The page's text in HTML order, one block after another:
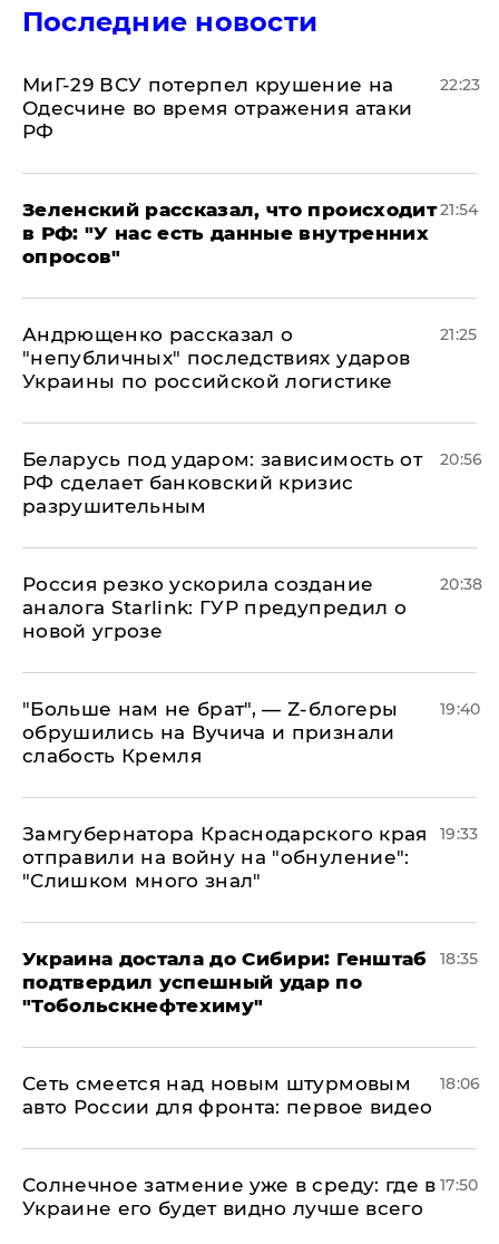
Последние новости
МиГ-29 ВСУ потерпел крушение на
Одесчине во время отражения атаки
РФ
22:23
​Зеленский рассказал, что происходит
в РФ: "У нас есть данные внутренних
опросов"
21:54
Андрющенко рассказал о
"непубличных" последствиях ударов
Украины по российской логистике
21:25
Беларусь под ударом: зависимость от
РФ сделает банковский кризис
разрушительным
20:56
​Россия резко ускорила создание
аналога Starlink: ГУР предупредил о
новой угрозе
20:38
​"Больше нам не брат", — Z-блогеры
обрушились на Вучича и признали
слабость Кремля
19:40
Замгубернатора Краснодарского края
отправили на войну на "обнуление":
"Слишком много знал"
19:33
Украина достала до Сибири: Генштаб
подтвердил успешный удар по
"Тобольскнефтехиму"
18:35
Сеть смеется над новым штурмовым
авто России для фронта: первое видео
18:06
​Солнечное затмение уже в среду: где в
Украине его будет видно лучше всего
17:50